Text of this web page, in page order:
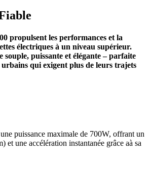
propulsent les performances et la
électriques à un niveau supérieur.
puissante et élégante – parfaite
qui exigent plus de leurs trajets
puissance maximale de 700W, offrant un
et une accélération instantanée grâce aà sa